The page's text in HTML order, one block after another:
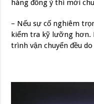
hàng đồng ý thì mới
– Nếu sự cố nghiêm
kiểm tra kỹ lưỡng hơn.
trình vận chuyển đều